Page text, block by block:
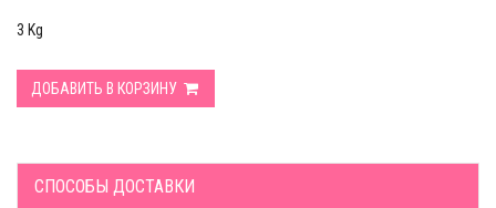
3 Kg
ДОБАВИТЬ В КОРЗИНУ
СПОСОБЫ ДОСТАВКИ